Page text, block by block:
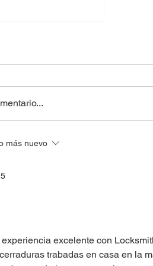
a Domicilio en
más nuevo
experiencia excelente con
trabadas en casa en la